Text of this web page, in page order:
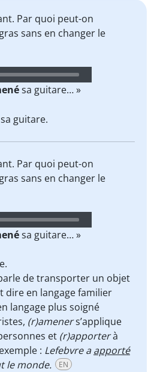
Par quoi peut-on
sans en changer le
sa guitare… »
sa guitare.
Par quoi peut-on
sans en changer le
sa guitare… »
de transporter un objet
dire en langage familier
langage plus soigné
(r)ameners’applique
et (r)apporterà
: Lefebvre aapporté
le monde.
EN